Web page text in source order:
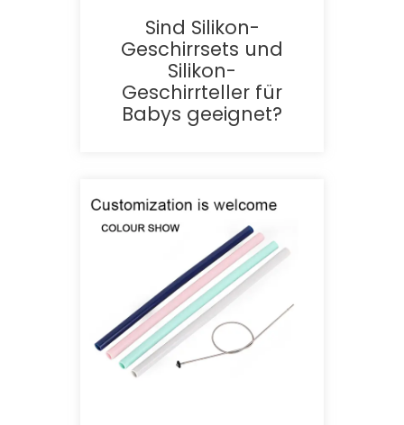
Sind Silikon-
Geschirrsets und
Silikon-
Geschirrteller für
Babys geeignet?